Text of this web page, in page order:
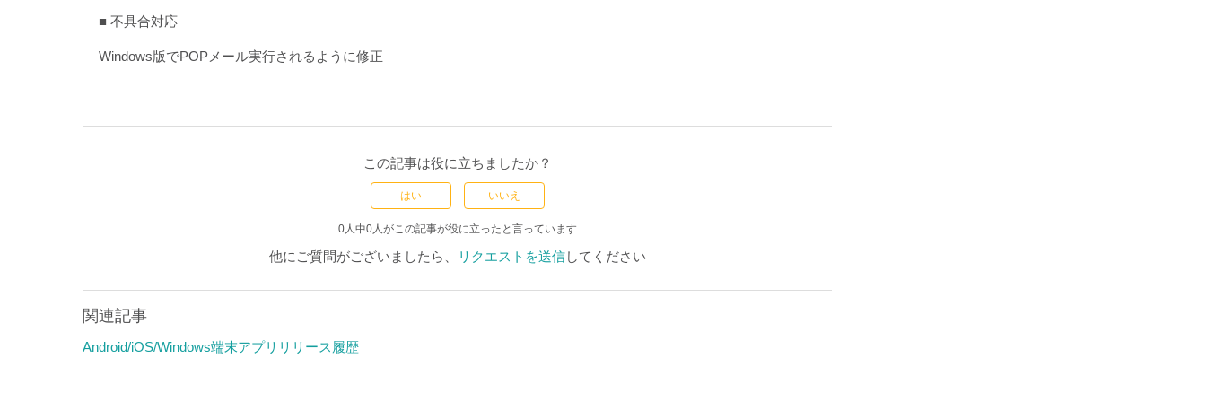
■ 不具合対応
Windows版でPOPメール実行されるように修正
この記事は役に立ちましたか？
はい いいえ
0人中0人がこの記事が役に立ったと言っています
他にご質問がございましたら、 リクエストを送信してください
関連記事
Android/iOS/Windows端末アプリリリース履歴